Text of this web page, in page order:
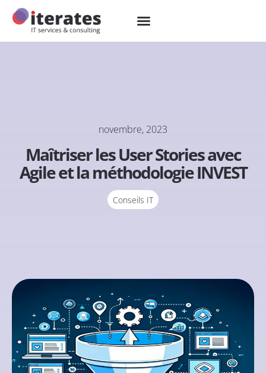
novembre, 2023
Maîtriser les User Stories avec
Agile et la méthodologie INVEST
Conseils IT